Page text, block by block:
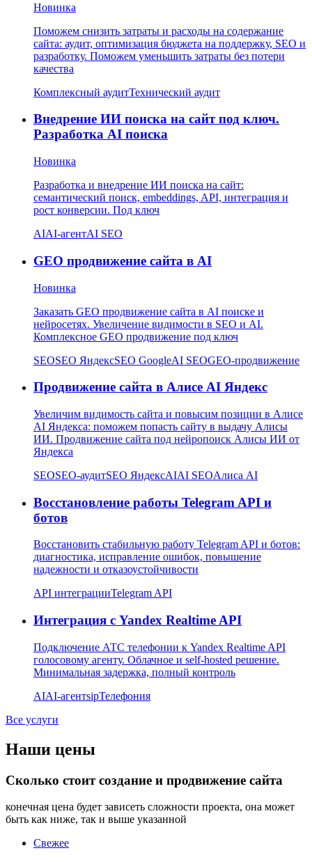
Новинка
Поможем снизить затраты и расходы на содержание
сайта: аудит, оптимизация бюджета на поддержку, SEO и
разработку. Поможем уменьшить затраты без потери
качества
Комплексный аудитТехнический аудит
Внедрение ИИ поиска на сайт под ключ.
Разработка AI поиска
Новинка
Разработка и внедрение ИИ поиска на сайт:
семантический поиск, embeddings, API, интеграция и
рост конверсии. Под ключ
AIAI-агентAI SEO
GEO продвижение сайта в AI
Новинка
Заказать GEO продвижение сайта в AI поиске и
нейросетях. Увеличение видимости в SEO и AI.
Комплексное GEO продвижение под ключ
SEOSEO ЯндексSEO GoogleAI SEOGEO-продвижение
Продвижение сайта в Алисе AI Яндекс
Увеличим видимость сайта и повысим позиции в Алисе
AI Яндекса: поможем попасть сайту в выдачу Алисы
ИИ. Продвижение сайта под нейропоиск Алисы ИИ от
Яндекса
SEOSEO-аудитSEO ЯндексAIAI SEOАлиса AI
Восстановление работы Telegram API и
ботов
Восстановить стабильную работу Telegram API и ботов:
диагностика, исправление ошибок, повышение
надежности и отказоустойчивости
API интеграцииTelegram API
Интеграция с Yandex Realtime API
Подключение АТС телефонии к Yandex Realtime API
голосовому агенту. Облачное и self-hosted решение.
Минимальная задержка, полный контроль
AIAI-агентsipТелефония
Все услуги
Наши цены
Сколько стоит создание и продвижение сайта
конечная цена будет зависеть сложности проекта, она может
быть как ниже, так и выше указанной
Свежее